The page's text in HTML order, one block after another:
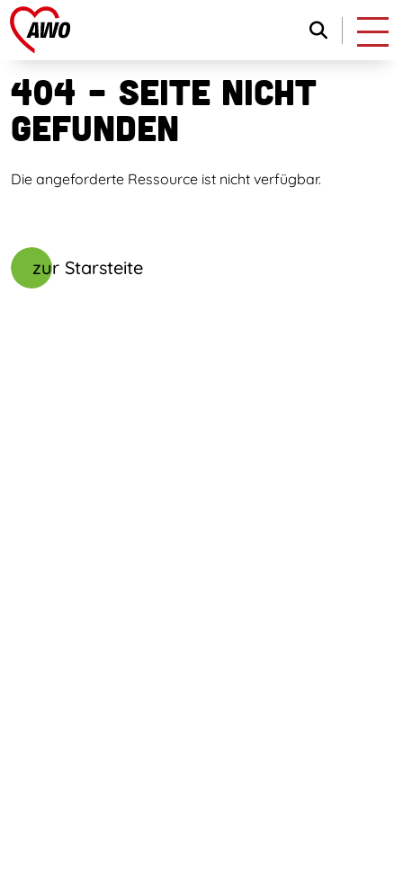
404 - Seite nicht
gefunden
Die angeforderte Ressource ist nicht verfügbar.
zur Starsteite